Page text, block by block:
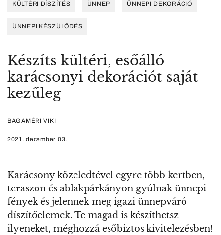
KÜLTÉRI DÍSZÍTÉS ÜNNEP ÜNNEPI DEKORÁCIÓ
ÜNNEPI KÉSZÜLŐDÉS
Készíts kültéri, esőálló
karácsonyi dekorációt saját
kezűleg
BAGAMÉRI VIKI
2021. december 03.
Karácsony közeledtével egyre több kertben,
teraszon és ablakpárkányon gyúlnak ünnepi
fények és jelennek meg igazi ünnepváró
díszítőelemek. Te magad is készíthetsz
ilyeneket, méghozzá esőbiztos kivitelezésben!